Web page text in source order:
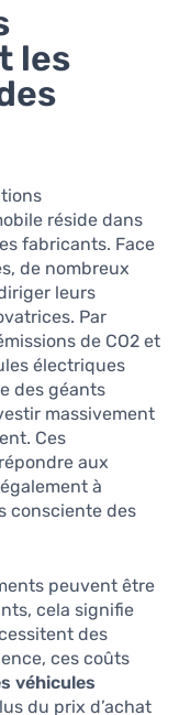
les
réside dans
fabricants. Face
de nombreux
leurs
Par
de CO2 et
électriques
des géants
massivement
Ces
aux
à
consciente des
peuvent être
cela signifie
des
ces coûts
véhicules
du prix d’achat